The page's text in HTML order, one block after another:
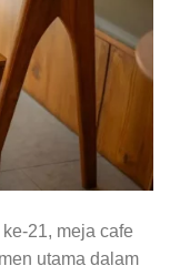
21, meja cafe
utama dalam